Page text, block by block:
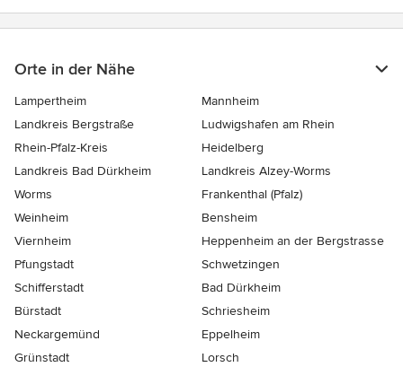
Orte in der Nähe
Lampertheim
Mannheim
Landkreis Bergstraße
Ludwigshafen am Rhein
Rhein-Pfalz-Kreis
Heidelberg
Landkreis Bad Dürkheim
Landkreis Alzey-Worms
Worms
Frankenthal (Pfalz)
Weinheim
Bensheim
Viernheim
Heppenheim an der Bergstrasse
Pfungstadt
Schwetzingen
Schifferstadt
Bad Dürkheim
Bürstadt
Schriesheim
Neckargemünd
Eppelheim
Grünstadt
Lorsch